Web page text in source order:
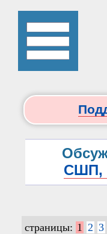
СШП,
страницы: 1 2 3